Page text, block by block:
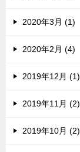
2020年3月 (1)
2020年2月 (4)
2019年12月 (1)
2019年11月 (2)
2019年10月 (2)